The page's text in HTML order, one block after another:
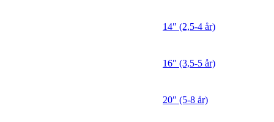
14″ (2,5-4 år)
16″ (3,5-5 år)
20″ (5-8 år)